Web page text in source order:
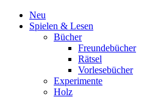
Neu
Spielen & Lesen
Bücher
Freundebücher
Rätsel
Vorlesebücher
Experimente
Holz